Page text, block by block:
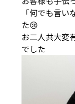
「何でも言
た😢
お二人共大変
でした